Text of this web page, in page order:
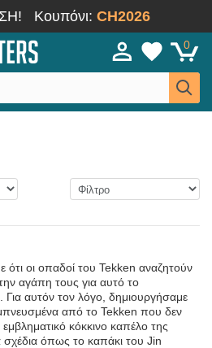
Κουπόνι: CH2026
0
οι οπαδοί του Tekken αναζητούν
αγάπη τους για αυτό το
Για αυτόν τον λόγο, δημιουργήσαμε
από το Tekken που δεν
κόκκινο καπέλο της
σχέδια όπως το καπάκι του Jin